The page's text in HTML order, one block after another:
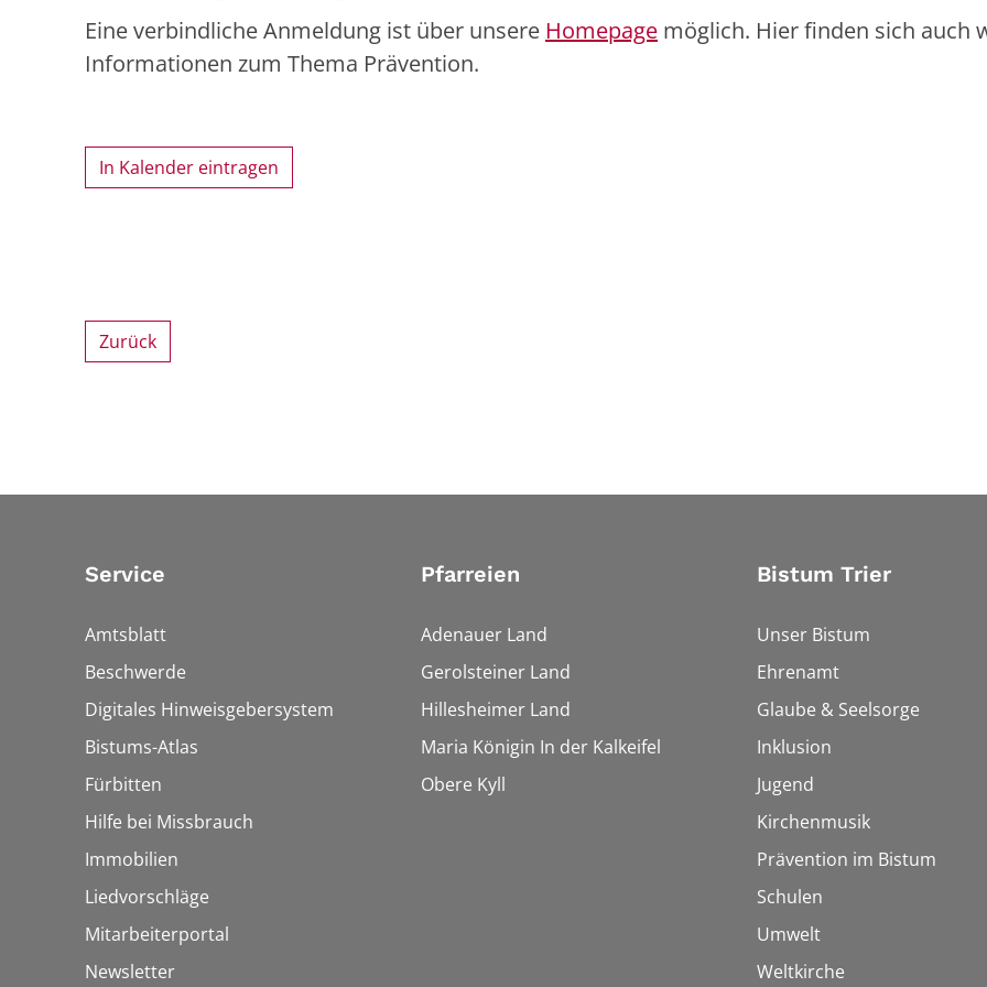
Eine verbindliche Anmeldung ist über unsere Homepage möglich. Hier finden sich auch
Informationen zum Thema Prävention.
In Kalender eintragen
Zurück
Service
Amtsblatt
Beschwerde
Digitales Hinweisgebersystem
Bistums-Atlas
Fürbitten
Hilfe bei Missbrauch
Immobilien
Liedvorschläge
Mitarbeiterportal
Newsletter
Pfarreien
Adenauer Land
Gerolsteiner Land
Hillesheimer Land
Maria Königin In der Kalkeifel
Obere Kyll
Bistum Trier
Unser Bistum
Ehrenamt
Glaube & Seelsorge
Inklusion
Jugend
Kirchenmusik
Prävention im Bistum
Schulen
Umwelt
Weltkirche